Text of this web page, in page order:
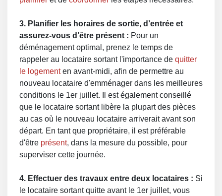
3. Planifier les horaires de sortie, d’entrée et
assurez-vous d’être présent : Pour un
déménagement optimal, prenez le temps de
rappeler au locataire sortant l'importance de quitter
le logementen avant-midi, afin de permettre au
nouveau locataire d'emménager dans les meilleures
conditions le 1er juillet. Il est également conseillé
que le locataire sortant libère la plupart des pièces
au cas où le nouveau locataire arriverait avant son
départ. En tant que propriétaire, il est préférable
d'être présent, dans la mesure du possible, pour
superviser cette journée.
4. Effectuer des travaux entre deux locataires : Si
le locataire sortant quitte avant le 1er juillet, vous